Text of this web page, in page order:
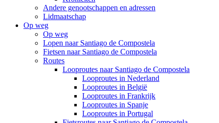
Andere genootschappen en adressen
Lidmaatschap
Op weg
Op weg
Lopen naar Santiago de Compostela
Fietsen naar Santiago de Compostela
Routes
Looproutes naar Santiago de Compostela
Looproutes in Nederland
Looproutes in België
Looproutes in Frankrijk
Looproutes in Spanje
Looproutes in Portugal